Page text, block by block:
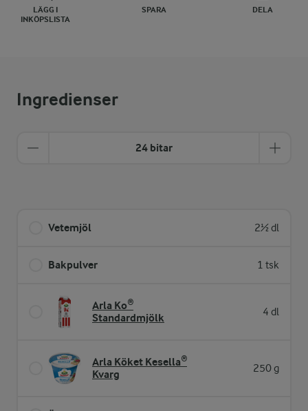
LÄGG I
INKÖPSLISTA
SPARA DELA
Ingredienser
24 bitar
Vetemjöl 2½ dl
Bakpulver 1 tsk
Arla Ko®
Standardmjölk
4 dl
Arla Köket Kesella®
Kvarg
250 g